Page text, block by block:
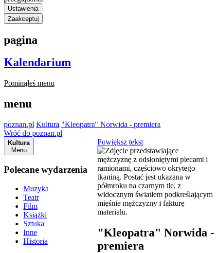
Ustawienia
Zaakceptuj
pagina
Kalendarium
Pominąłeś menu
menu
poznan.pl Kultura "Kleopatra" Norwida - premiera
Wróć do poznan.pl
Kultura
Menu
Polecane wydarzenia
Muzyka
Teatr
Film
Książki
Sztuka
Inne
Historia
Powiększ tekst
"Kleopatra" Norwida -
premiera